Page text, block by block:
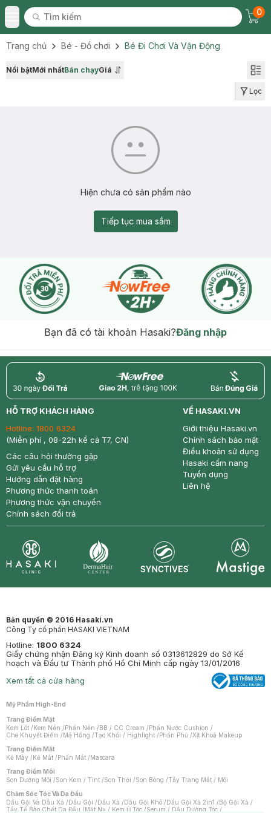
Toggle Menu
Tìm kiếm
Tìm kiếm
0
Trang chủ Bé - Đồ chơi Bé Đi Chơi Và Vận Động
Nổi bậtMới nhấtBán chạyGiá
Lọc
Hiện chưa có sản phẩm nào
Tiếp tục mua sắm
Bạn đã có tài khoản Hasaki?Đăng nhập
return nowfree price
HỖ TRỢ KHÁCH HÀNG
Hotline: 1800 6324
(Miễn phí , 08-22h kể cả T7, CN)
Các câu hỏi thường gặp
Gửi yêu cầu hỗ trợ
Hướng dẫn đặt hàng
Phương thức thanh toán
Phương thức vận chuyển
Chính sách đổi trả
VỀ HASAKI.VN
Giới thiệu Hasaki.vn
Chính sách bảo mật
Điều khoản sử dụng
Hasaki cẩm nang
Tuyển dụng
Liên hệ
Bản quyền © 2016 Hasaki.vn
Công Ty cổ phần HASAKI VIETNAM
Hotline: 1800 6324
Giấy chứng nhận Đăng ký Kinh doanh số 0313612829 do Sở Kế
hoạch và Đầu tư Thành phố Hồ Chí Minh cấp ngày 13/01/2016
Xem tất cả cửa hàng
Mỹ Phẩm High-End
Trang Điểm Mặt
Kem Lót /Kem Nền /Phấn Nền /BB / CC Cream /Phấn Nước Cushion /
Che Khuyết Điểm /Má Hồng /Tạo Khối / Highlight /Phấn Phủ /Xịt Khoá Makeup
Trang Điểm Mắt
Kẻ Mày /Kẻ Mắt /Phấn Mắt /Mascara
Trang Điểm Môi
Son Dưỡng Môi /Son Kem / Tint /Son Thỏi /Son Bóng /Tẩy Trang Mắt / Môi
Chăm Sóc Tóc Và Da Đầu
Dầu Gội Và Dầu Xả /Dầu Gội /Dầu Xả /Dầu Gội Khô /Dầu Gội Xả 2in1 /Bộ Gội Xả /
Tẩy Tế Bào Chết Da Đầu /Mặt Nạ / Kem Ủ Tóc /Serum / Dầu Dưỡng Tóc /